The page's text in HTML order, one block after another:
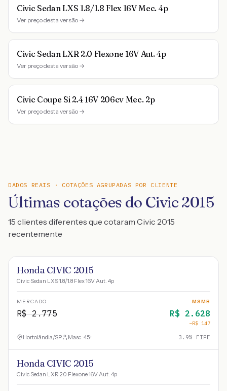
Civic Sedan LXS 1.8/1.8 Flex 16V Mec. 4p
Ver preço desta versão →
Civic Sedan LXR 2.0 Flexone 16V Aut. 4p
Ver preço desta versão →
Civic Coupe Si 2.4 16V 206cv Mec. 2p
Ver preço desta versão →
DADOS REAIS · COTAÇÕES AGRUPADAS POR CLIENTE
Últimas cotações do Civic 2015
15 clientes diferentes que cotaram Civic 2015
recentemente
Honda CIVIC 2015
Civic Sedan LXS 1.8/1.8 Flex 16V Aut. 4p
MERCADO
R$2.775
MSMB
R$ 2.628
−R$ 147
Hortolândia/SP Masc · 45+ 3.9% FIPE
Honda CIVIC 2015
Civic Sedan LXR 2.0 Flexone 16V Aut. 4p